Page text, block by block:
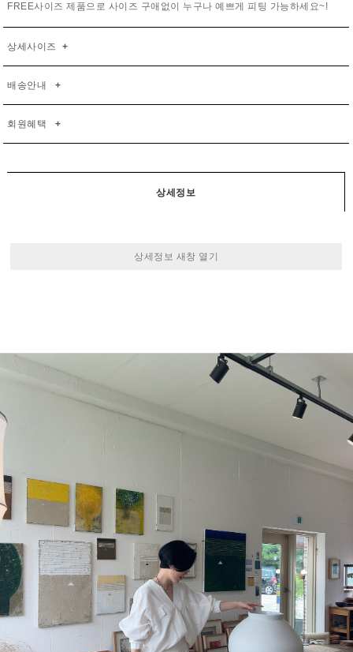
FREE사이즈 제품으로 사이즈 구애없이 누구나 예쁘게 피팅 가능하세요~!
상세사이즈 +
배송안내 +
회원혜택 +
상세정보
상세정보 새창 열기